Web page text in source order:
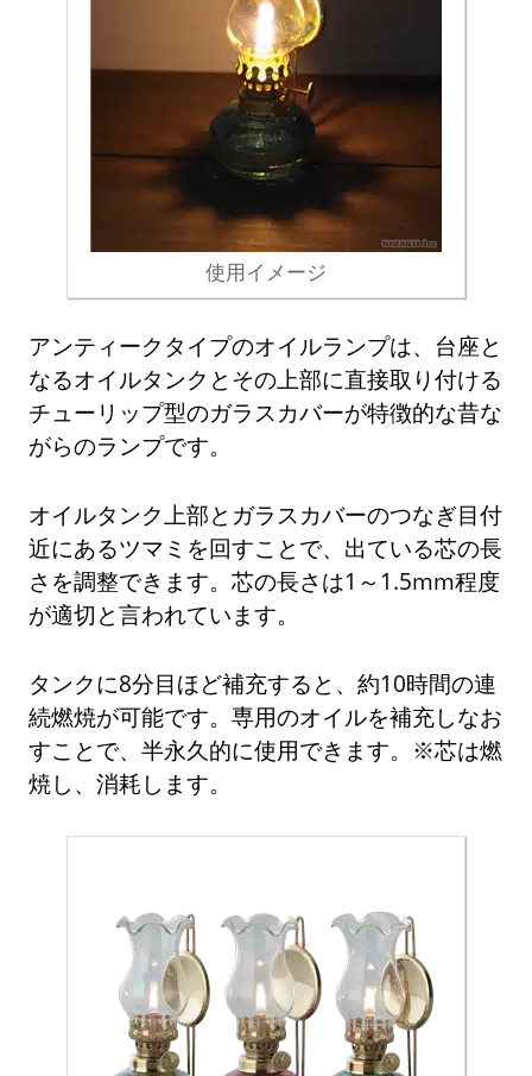
使用イメージ
アンティークタイプのオイルランプは、台座と
なるオイルタンクとその上部に直接取り付ける
チューリップ型のガラスカバーが特徴的な昔な
がらのランプです。
オイルタンク上部とガラスカバーのつなぎ目付
近にあるツマミを回すことで、出ている芯の長
さを調整できます。芯の長さは1～1.5mm程度
が適切と言われています。
タンクに8分目ほど補充すると、約10時間の連
続燃焼が可能です。専用のオイルを補充しなお
すことで、半永久的に使用できます。※芯は燃
焼し、消耗します。